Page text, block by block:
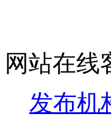
网站在线
发布机